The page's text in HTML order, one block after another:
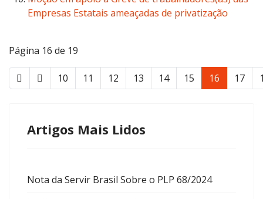
Empresas Estatais ameaçadas de privatização
Página 16 de 19
10 11 12 13 14 15 16 17
Artigos Mais Lidos
Nota da Servir Brasil Sobre o PLP 68/2024